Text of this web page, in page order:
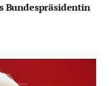
Bundespräsidentin